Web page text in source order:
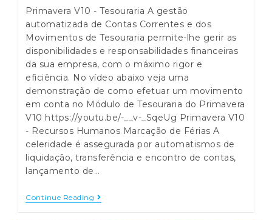
Primavera V10 - Tesouraria A gestão
automatizada de Contas Correntes e dos
Movimentos de Tesouraria permite-lhe gerir as
disponibilidades e responsabilidades financeiras
da sua empresa, com o máximo rigor e
eficiência. No vídeo abaixo veja uma
demonstração de como efetuar um movimento
em conta no Módulo de Tesouraria do Primavera
V10 https://youtu.be/-__v-_SqeUg Primavera V10
- Recursos Humanos Marcação de Férias A
celeridade é assegurada por automatismos de
liquidação, transferência e encontro de contas,
lançamento de…
Continue Reading Primavera